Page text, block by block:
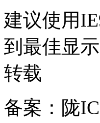
建议使用
到最佳显
转载
备案：陇